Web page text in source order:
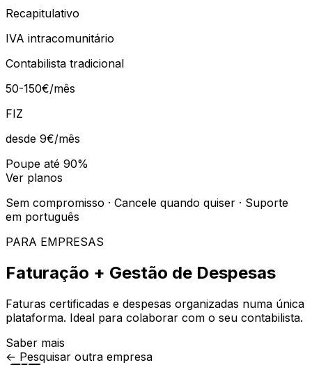
Recapitulativo
IVA intracomunitário
Contabilista tradicional
50-150€/mês
FIZ
desde 9€/mês
Poupe até 90%
Ver planos
Sem compromisso · Cancele quando quiser · Suporte
em português
PARA EMPRESAS
Faturação + Gestão de Despesas
Faturas certificadas e despesas organizadas numa única
plataforma. Ideal para colaborar com o seu contabilista.
Saber mais
← Pesquisar outra empresa